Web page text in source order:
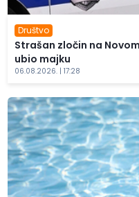
Društvo
Strašan zločin na
ubio majku
06.08.2026. | 17:28